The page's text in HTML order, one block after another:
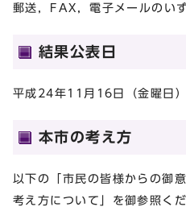
郵送，FAX，電子メールのい
結果公表日
平成24年11月16日（金曜日）
本市の考え方
以下の「市民の皆様からの御
考え方について」を御参照くだ